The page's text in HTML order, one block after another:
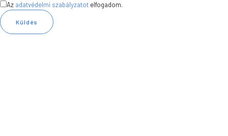
Az adatvédelmi szabályzatot elfogadom.
Küldés